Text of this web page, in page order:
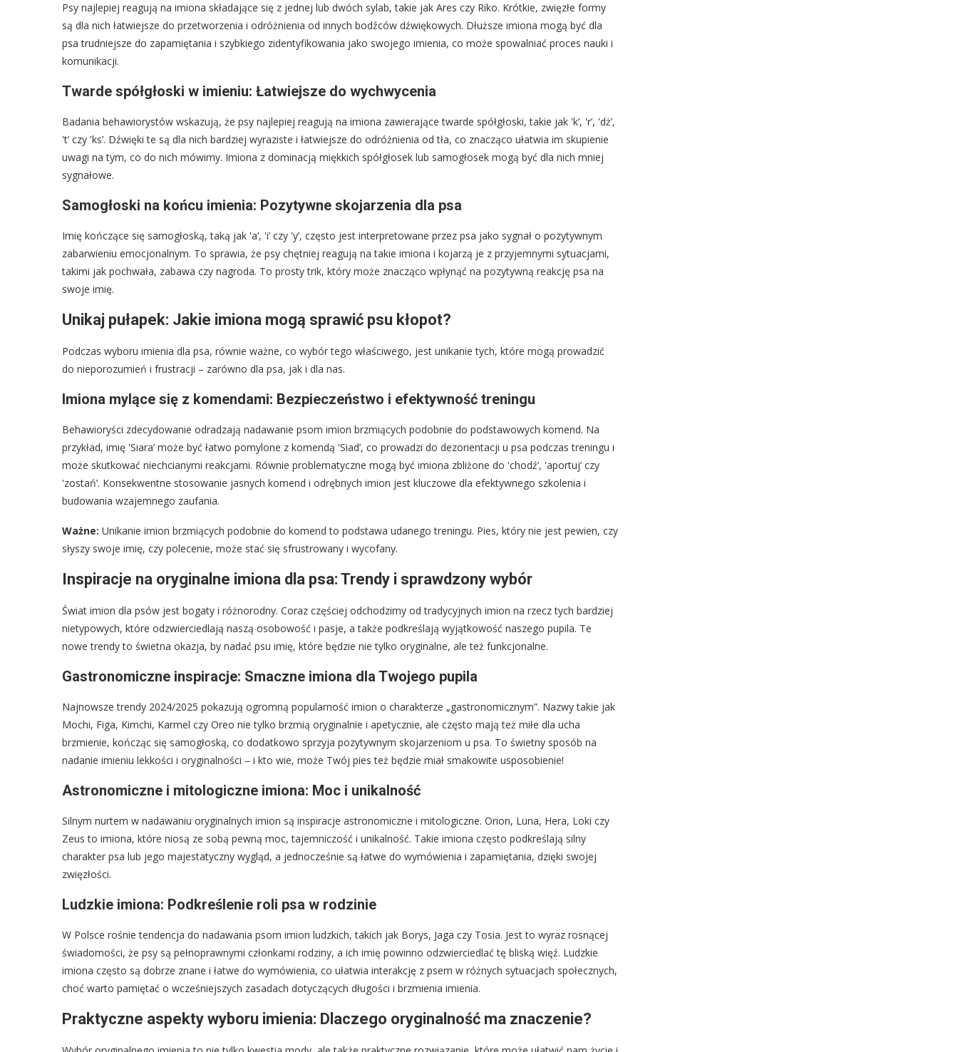
Psy najlepiej reagują na imiona składające się z jednej lub dwóch sylab, takie jak Ares czy Riko. Krótkie, zwięzłe formy
są dla nich łatwiejsze do przetworzenia i odróżnienia od innych bodźców dźwiękowych. Dłuższe imiona mogą być dla
psa trudniejsze do zapamiętania i szybkiego zidentyfikowania jako swojego imienia, co może spowalniać proces nauki i
komunikacji.
Twarde spółgłoski w imieniu: Łatwiejsze do wychwycenia
Badania behawiorystów wskazują, że psy najlepiej reagują na imiona zawierające twarde spółgłoski, takie jak 'k’, 'r’, 'dż’,
't’ czy 'ks’. Dźwięki te są dla nich bardziej wyraziste i łatwiejsze do odróżnienia od tła, co znacząco ułatwia im skupienie
uwagi na tym, co do nich mówimy. Imiona z dominacją miękkich spółgłosek lub samogłosek mogą być dla nich mniej
sygnałowe.
Samogłoski na końcu imienia: Pozytywne skojarzenia dla psa
Imię kończące się samogłoską, taką jak 'a’, 'i’ czy 'y’, często jest interpretowane przez psa jako sygnał o pozytywnym
zabarwieniu emocjonalnym. To sprawia, że psy chętniej reagują na takie imiona i kojarzą je z przyjemnymi sytuacjami,
takimi jak pochwała, zabawa czy nagroda. To prosty trik, który może znacząco wpłynąć na pozytywną reakcję psa na
swoje imię.
Unikaj pułapek: Jakie imiona mogą sprawić psu kłopot?
Podczas wyboru imienia dla psa, równie ważne, co wybór tego właściwego, jest unikanie tych, które mogą prowadzić
do nieporozumień i frustracji – zarówno dla psa, jak i dla nas.
Imiona mylące się z komendami: Bezpieczeństwo i efektywność treningu
Behawioryści zdecydowanie odradzają nadawanie psom imion brzmiących podobnie do podstawowych komend. Na
przykład, imię 'Siara’ może być łatwo pomylone z komendą 'Siad’, co prowadzi do dezorientacji u psa podczas treningu i
może skutkować niechcianymi reakcjami. Równie problematyczne mogą być imiona zbliżone do 'chodź’, 'aportuj’ czy
'zostań’. Konsekwentne stosowanie jasnych komend i odrębnych imion jest kluczowe dla efektywnego szkolenia i
budowania wzajemnego zaufania.
Ważne: Unikanie imion brzmiących podobnie do komend to podstawa udanego treningu. Pies, który nie jest pewien, czy
słyszy swoje imię, czy polecenie, może stać się sfrustrowany i wycofany.
Inspiracje na oryginalne imiona dla psa: Trendy i sprawdzony wybór
Świat imion dla psów jest bogaty i różnorodny. Coraz częściej odchodzimy od tradycyjnych imion na rzecz tych bardziej
nietypowych, które odzwierciedlają naszą osobowość i pasje, a także podkreślają wyjątkowość naszego pupila. Te
nowe trendy to świetna okazja, by nadać psu imię, które będzie nie tylko oryginalne, ale też funkcjonalne.
Gastronomiczne inspiracje: Smaczne imiona dla Twojego pupila
Najnowsze trendy 2024/2025 pokazują ogromną popularność imion o charakterze „gastronomicznym”. Nazwy takie jak
Mochi, Figa, Kimchi, Karmel czy Oreo nie tylko brzmią oryginalnie i apetycznie, ale często mają też miłe dla ucha
brzmienie, kończąc się samogłoską, co dodatkowo sprzyja pozytywnym skojarzeniom u psa. To świetny sposób na
nadanie imieniu lekkości i oryginalności – i kto wie, może Twój pies też będzie miał smakowite usposobienie!
Astronomiczne i mitologiczne imiona: Moc i unikalność
Silnym nurtem w nadawaniu oryginalnych imion są inspiracje astronomiczne i mitologiczne. Orion, Luna, Hera, Loki czy
Zeus to imiona, które niosą ze sobą pewną moc, tajemniczość i unikalność. Takie imiona często podkreślają silny
charakter psa lub jego majestatyczny wygląd, a jednocześnie są łatwe do wymówienia i zapamiętania, dzięki swojej
zwięzłości.
Ludzkie imiona: Podkreślenie roli psa w rodzinie
W Polsce rośnie tendencja do nadawania psom imion ludzkich, takich jak Borys, Jaga czy Tosia. Jest to wyraz rosnącej
świadomości, że psy są pełnoprawnymi członkami rodziny, a ich imię powinno odzwierciedlać tę bliską więź. Ludzkie
imiona często są dobrze znane i łatwe do wymówienia, co ułatwia interakcję z psem w różnych sytuacjach społecznych,
choć warto pamiętać o wcześniejszych zasadach dotyczących długości i brzmienia imienia.
Praktyczne aspekty wyboru imienia: Dlaczego oryginalność ma znaczenie?